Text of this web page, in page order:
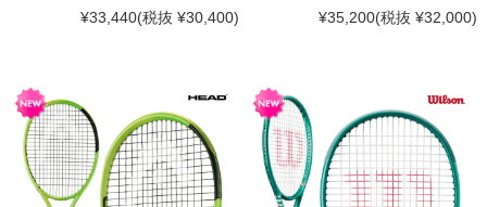
¥33,440(税抜 ¥30,400)
¥35,200(税抜 ¥32,000)